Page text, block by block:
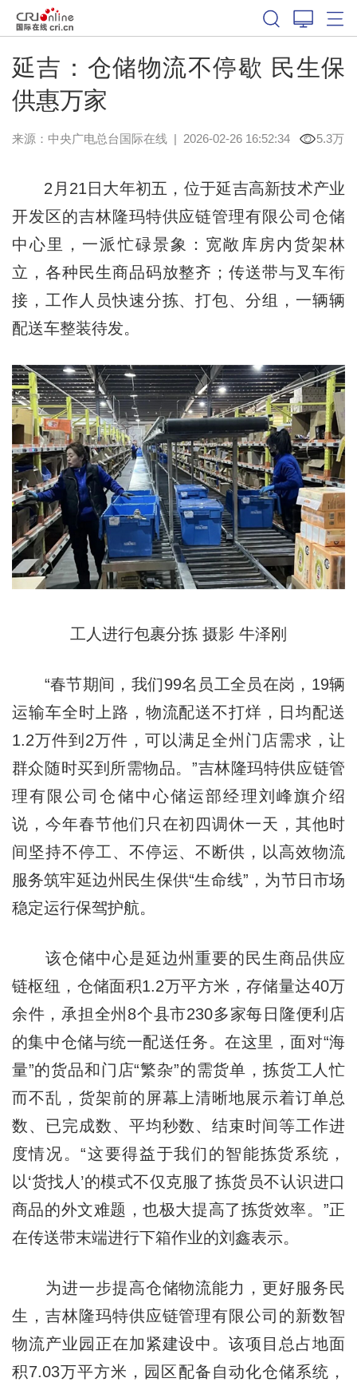
延吉：仓储物流不停歇 民生保
供惠万家
来源：中央广电总台国际在线| 2026-02-26 16:52:34 5.3万
2月21日大年初五，位于延吉高新技术产业
开发区的吉林隆玛特供应链管理有限公司仓储
中心里，一派忙碌景象：宽敞库房内货架林
立，各种民生商品码放整齐；传送带与叉车衔
接，工作人员快速分拣、打包、分组，一辆辆
配送车整装待发。
工人进行包裹分拣 摄影 牛泽刚
“春节期间，我们99名员工全员在岗，19辆
运输车全时上路，物流配送不打烊，日均配送
1.2万件到2万件，可以满足全州门店需求，让
群众随时买到所需物品。”吉林隆玛特供应链管
理有限公司仓储中心储运部经理刘峰旗介绍
说，今年春节他们只在初四调休一天，其他时
间坚持不停工、不停运、不断供，以高效物流
服务筑牢延边州民生保供“生命线”，为节日市场
稳定运行保驾护航。
该仓储中心是延边州重要的民生商品供应
链枢纽，仓储面积1.2万平方米，存储量达40万
余件，承担全州8个县市230多家每日隆便利店
的集中仓储与统一配送任务。在这里，面对“海
量”的货品和门店“繁杂”的需货单，拣货工人忙
而不乱，货架前的屏幕上清晰地展示着订单总
数、已完成数、平均秒数、结束时间等工作进
度情况。“这要得益于我们的智能拣货系统，
以‘货找人’的模式不仅克服了拣货员不认识进口
商品的外文难题，也极大提高了拣货效率。”正
在传送带末端进行下箱作业的刘鑫表示。
为进一步提高仓储物流能力，更好服务民
生，吉林隆玛特供应链管理有限公司的新数智
物流产业园正在加紧建设中。该项目总占地面
积7.03万平方米，园区配备自动化仓储系统，